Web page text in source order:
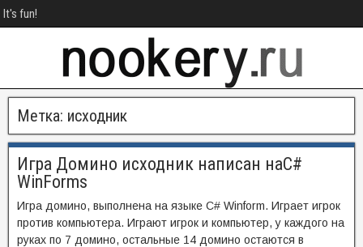
It's fun!
Метка: исходник
Игра Домино исходник написан наC#
WinForms
Игра домино, выполнена на языке C# Winform. Играет игрок
против компьютера. Играют игрок и компьютер, у каждого на
руках по 7 домино, остальные 14 домино остаются в